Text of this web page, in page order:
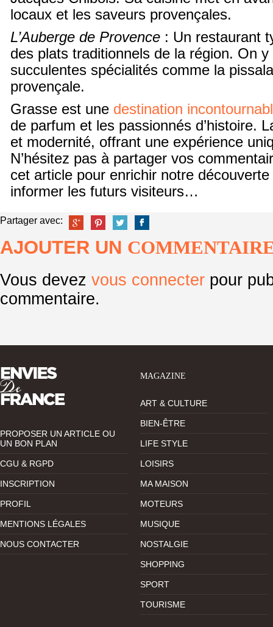
locaux et les saveurs provençales.
L’Auberge de Provence : Un restaurant
des plats traditionnels de la région. On
succulentes spécialités comme la
provençale.
Grasse est une destination
de parfum et les passionnés d’histoire.
et modernité, offrant une expérience
N’hésitez pas à partager vos
cet article pour enrichir notre
informer les futurs visiteurs…
Partager avec:
AJOUTER UN
Vous devez vous connecter pour
commentaire.
PROPOSER UN ARTICLE OU
UN BON PLAN
CGU & RGPD
INSCRIPTION
PROFIL
MENTIONS LÉGALES
NOUS CONTACTER
MAGAZINE
ART & CULTURE
BIEN-ÊTRE
LIFE STYLE
LOISIRS
MA MAISON
MOTEURS
MUSIQUE
NOSTALGIE
SHOPPING
SPORT
TOURISME